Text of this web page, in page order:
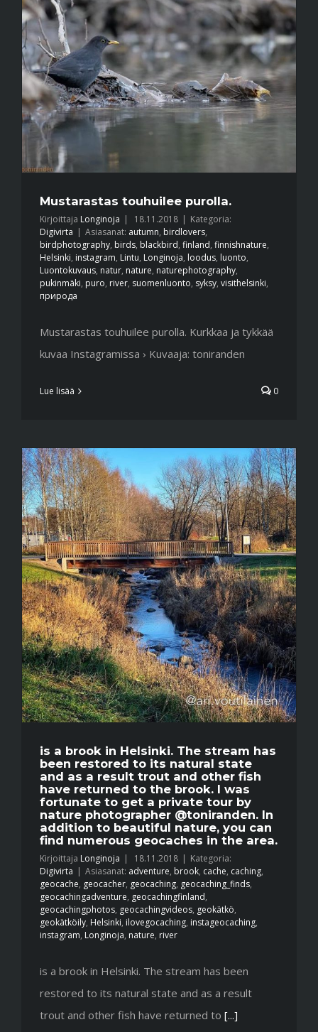
Mustarastas touhuilee purolla.
Kirjoittaja Longinoja | 18.11.2018 | Kategoria:
Digivirta | Asiasanat: autumn, birdlovers,
birdphotography, birds, blackbird, finland, finnishnature,
Helsinki, instagram, Lintu, Longinoja, loodus, luonto,
Luontokuvaus, natur, nature, naturephotography,
pukinmäki, puro, river, suomenluonto, syksy, visithelsinki,
природа
Mustarastas touhuilee purolla. Kurkkaa ja tykkää
kuvaa Instagramissa › Kuvaaja: toniranden
Lue lisää 0
is a brook in Helsinki. The stream has
been restored to its natural state
and as a result trout and other fish
have returned to the brook. I was
fortunate to get a private tour by
nature photographer @toniranden. In
addition to beautiful nature, you can
find numerous geocaches in the area.
Kirjoittaja Longinoja 18.11.2018
Kategoria:
Digivirta
Asiasanat: adventure, brook, cache, caching,
geocache, geocacher, geocaching, geocaching_finds,
geocachingadventure, geocachingfinland,
geocachingphotos, geocachingvideos, geokätkö,
geokätköily, Helsinki, ilovegocaching, instageocaching,
instagram, Longinoja, nature, river
is a brook in Helsinki. The stream has been
restored to its natural state and as a result
trout and other fish have returned to [...]